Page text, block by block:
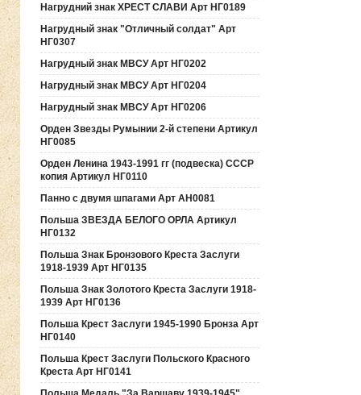
Нагрудний знак ХРЕСТ СЛАВИ Арт НГ0189
Нагрудный знак "Отличный солдат" Арт
НГ0307
Нагрудный знак МВСУ Арт НГ0202
Нагрудный знак МВСУ Арт НГ0204
Нагрудный знак МВСУ Арт НГ0206
Орден Звезды Румынии 2-й степени Артикул
НГ0085
Орден Ленина 1943-1991 гг (подвеска) СССР
копия Артикул НГ0110
Панно с двумя шпагами Арт АН0081
Польша ЗВЕЗДА БЕЛОГО ОРЛА Артикул
НГ0132
Польша Знак Бронзового Креста Заслуги
1918-1939 Арт НГ0135
Польша Знак Золотого Креста Заслуги 1918-
1939 Арт НГ0136
Польша Крест Заслуги 1945-1990 Бронза Арт
НГ0140
Польша Крест Заслуги Польского Красного
Креста Арт НГ0141